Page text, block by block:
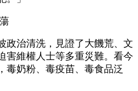
政治清洗，見證了大饑荒、文
害維權人士等多重災難。看今
毒奶粉、毒疫苗、毒食品泛